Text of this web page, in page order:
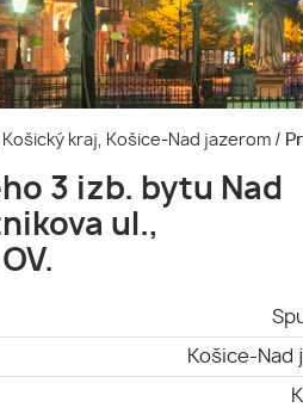
kraj, Košice-Nad jazerom /
3 izb. bytu Nad
ul.,
Košice-Nad